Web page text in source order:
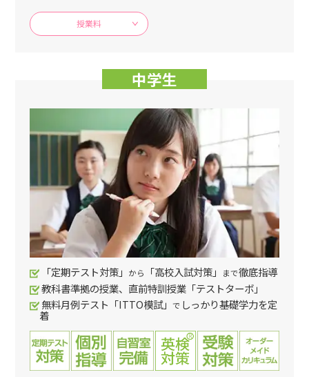
授業料
中学生
「定期テスト対策」 から 「高校入試対策」 まで徹底指導
教科書準拠の授業、直前特訓授業「テストターボ」
無料月例テスト「ITTO模試」 で しっかり基礎学力を定
着